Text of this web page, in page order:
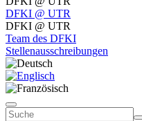
DFKI @ UTR
DFKI @ UTR
Team des DFKI
Stellenausschreibungen